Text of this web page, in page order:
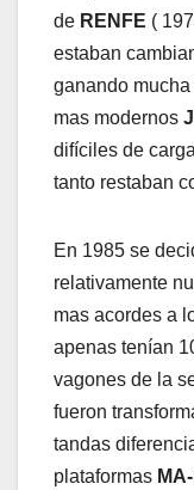
de RENFE (
estaban
ganando
mas modernos
difíciles de
tanto restaban
En 1985 se
relativamente
mas acordes a
apenas tenían
vagones de la
fueron
tandas
plataformas